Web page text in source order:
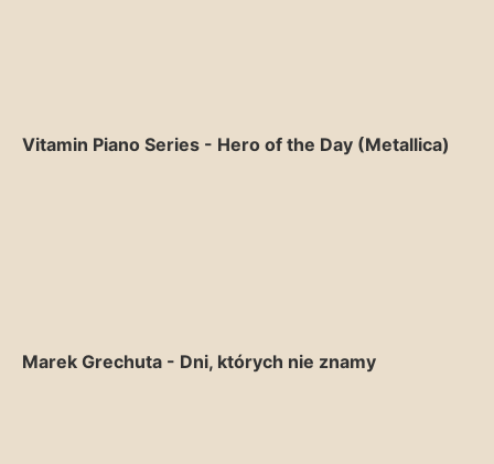
Vitamin Piano Series - Hero of the Day (Metallica)
Marek Grechuta - Dni, których nie znamy